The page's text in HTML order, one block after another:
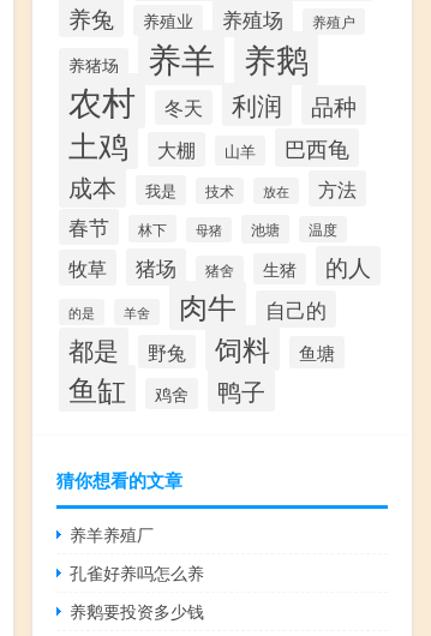
养兔 养殖业 养殖场 养殖户
养猪场 养羊 养鹅
农村 冬天 利润 品种
土鸡 大棚 山羊 巴西龟
成本 我是 技术 放在
方法
春节
林下 母猪 池塘 温度
牧草 猪场 猪舍 生猪 的人
的是 羊舍 肉牛 自己的
都是 野兔 饲料 鱼塘
鱼缸 鸡舍 鸭子
猜你想看的文章
养羊养殖厂
孔雀好养吗怎么养
养鹅要投资多少钱